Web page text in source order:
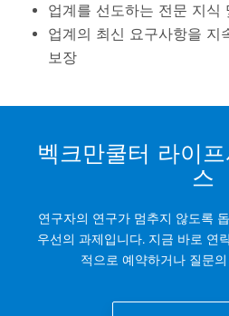
업계를 선도하는 전문 지식
업계의 최신 요구사항을 지
보장
벡크만쿨터 라이
스
연구자의 연구가 멈추지 않도록
우선의 과제입니다. 지금 바로 연
적으로 예약하거나 질문